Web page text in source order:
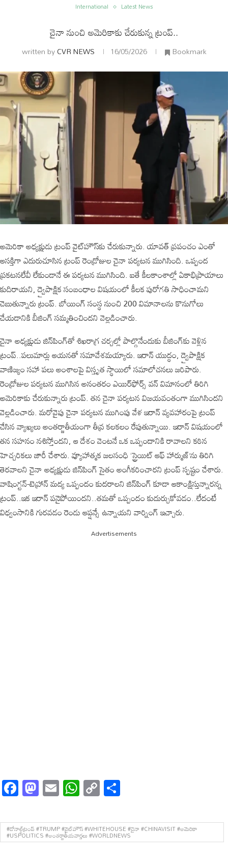
International Latest News
చైనా నుంచి అమెరికాకు చేరుకున్న ట్రంప్‌..
written byCVR NEWS 16/05/2026 Bookmark
అమెరికా అధ్యక్షుడు ట్రంప్‌ వైట్‌హౌస్‌కు చేరుకున్నారు. యావత్‌ ప్రపంచం ఎంతో
ఆసక్తిగా ఎదురుచూసిన ట్రంప్‌ రెండ్రోజుల చైనా పర్యటన ముగిసింది. ఒప్పంద
ప్రకటనలేవీ లేకుండానే ఈ పర్యటన ముగిసింది. ఐతే కీలకాంశాల్లో ఏకాభిప్రాయాలు
కుదిరాయని, ద్వైపాక్షిక సంబంధాల విషయంలో కీలక పురోగతి సాధించామని
చెబుతున్నారు ట్రంప్‌. బోయింగ్‌ సంస్థ నుంచి 200 విమానాలను కొనుగోలు
చేయడానికి బీజింగ్‌ సమ్మతించిందని వెల్లడించారు.
చైనా అధ్యక్షుడు జిన్‌పింగ్‌తో శిఖరాగ్ర చర్చల్లో పాల్గొనేందుకు బీజింగ్‌కు వెళ్లిన
ట్రంప్‌..పలుమార్లు ఆయనతో సమావేశమయ్యారు. ఇరాన్‌ యుద్ధం, ద్వైపాక్షిక
వాణిజ్యం సహా పలు అంశాలపై విస్తృత స్థాయిలో సమాలోచనలు జరిపారు.
రెండ్రోజుల పర్యటన ముగిసిన అనంతరం ఎయిర్‌ఫోర్స్‌ వన్‌ విమానంలో తిరిగి
అమెరికాకు చేరుకున్నారు ట్రంప్‌. తన చైనా పర్యటన విజయవంతంగా ముగిసిందని
వెల్లడించారు. మరోవైపు చైనా పర్యటన ముగింపు వేళ ఇరాన్ వ్యవహారంపై ట్రంప్
చేసిన వ్యాఖ్యలు అంతర్జాతీయంగా తీవ్ర కలకలం రేపుతున్నాయి. ఇరాన్ విషయంలో
తన సహనం నశిస్తోందని, ఆ దేశం వెంటనే ఒక ఒప్పందానికి రావాలని కఠిన
హెచ్చరికలు జారీ చేశారు. వ్యూహాత్మక జలసంధి ‘స్ట్రెయిట్ ఆఫ్ హార్ముజ్’ను తిరిగి
తెరవాలని చైనా అధ్యక్షుడు జిన్‌పింగ్ సైతం అంగీకరించారని ట్రంప్ స్పష్టం చేశారు.
వాషింగ్టన్‌-టెహ్రాన్‌ మద్య ఒప్పందం కుదరాలని జిన్‌పింగ్‌ కూడా ఆకాంక్షిస్తున్నారన్న
ట్రంప్‌..ఇక ఇరాన్‌ పనైపోయిందని..తమతో ఒప్పందం కుదుర్చుకోవడం..లేదంటే
విధ్వంసానికి గురవడం రెండు ఆప్షన్సే ఉన్నాయని వార్నింగ్‌ ఇచ్చారు.
Advertisements
Facebook
Mastodon
EmailWhatsApp
Copy
Link
#డోనాల్డ్‌ట్రంప్ #TRUMP #వైట్‌హౌస్ #WHITEHOUSE #చైనా #CHINAVISIT #అమెరికా
#USPOLITICS #అంతర్జాతీయవార్తలు #WORLDNEWS
అంతర్జాతీయం